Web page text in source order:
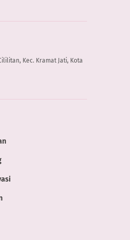
Kec. Kramat Jati, Kota